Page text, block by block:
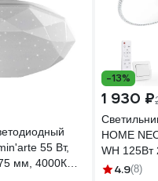
55 Вт,
мм, 4000К
-13%
1 930 ₽
HOME
WH 125Вт
10000Лм
4.9(8)